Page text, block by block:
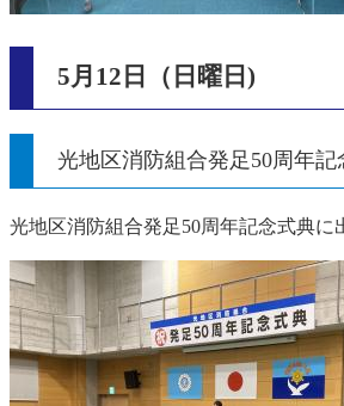
5月12日（日曜日)
光地区消防組合発足50周年記
光地区消防組合発足50周年記念式典に